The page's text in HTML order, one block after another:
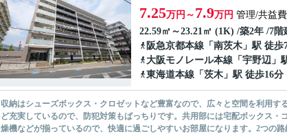
7.25万円～ 7.9万円 管理/共益
22.59㎡～23.21㎡ (1K) /築2年 /7階
阪急京都本線 「 南茨木 」駅 徒歩
大阪モノレール本線 「 宇野辺 」
東海道本線 「 茨木 」駅 徒歩16分
収納はシューズボックス・クロゼットなど豊富なので、広々と空間を利用
ど充実しているので、防犯対策もばっちりです。共用部には宅配ボックス
燥機などが揃っているので、快適に過ごしやすいお部屋になります。2つの